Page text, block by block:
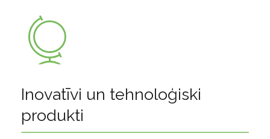
Inovatīvi un tehnoloģiski
produkti